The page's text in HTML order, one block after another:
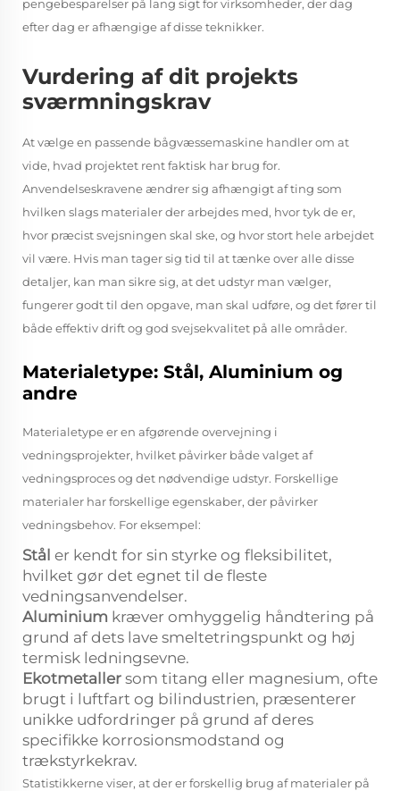
pengebesparelser på lang sigt for virksomheder, der dag
efter dag er afhængige af disse teknikker.
Vurdering af dit projekts
sværmningskrav
At vælge en passende bågvæssemaskine handler om at
vide, hvad projektet rent faktisk har brug for.
Anvendelseskravene ændrer sig afhængigt af ting som
hvilken slags materialer der arbejdes med, hvor tyk de er,
hvor præcist svejsningen skal ske, og hvor stort hele arbejdet
vil være. Hvis man tager sig tid til at tænke over alle disse
detaljer, kan man sikre sig, at det udstyr man vælger,
fungerer godt til den opgave, man skal udføre, og det fører til
både effektiv drift og god svejsekvalitet på alle områder.
Materialetype: Stål, Aluminium og
andre
Materialetype er en afgørende overvejning i
vedningsprojekter, hvilket påvirker både valget af
vedningsproces og det nødvendige udstyr. Forskellige
materialer har forskellige egenskaber, der påvirker
vedningsbehov. For eksempel:
Stål er kendt for sin styrke og fleksibilitet,
hvilket gør det egnet til de fleste
vedningsanvendelser.
Aluminium kræver omhyggelig håndtering på
grund af dets lave smeltetringspunkt og høj
termisk ledningsevne.
Ekotmetaller som titang eller magnesium, ofte
brugt i luftfart og bilindustrien, præsenterer
unikke udfordringer på grund af deres
specifikke korrosionsmodstand og
trækstyrkekrav.
Statistikkerne viser, at der er forskellig brug af materialer på